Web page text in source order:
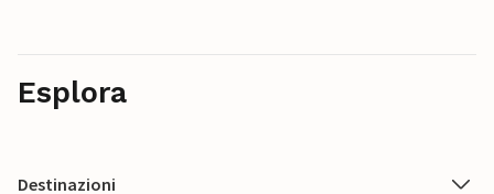
Esplora
Destinazioni